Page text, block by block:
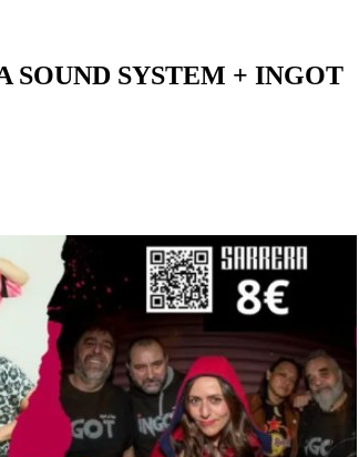
SOUND SYSTEM + INGOT